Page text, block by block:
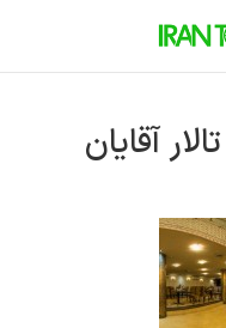
آقایان